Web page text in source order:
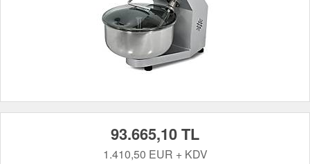
93.665,10 TL
1.410,50 EUR + KDV